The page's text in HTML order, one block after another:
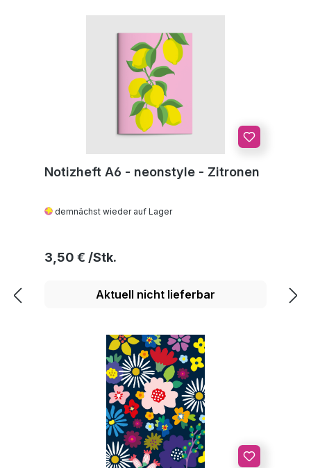
Notizheft A6 - neonstyle - Zitronen
demnächst wieder auf Lager
Regulärer Preis:
3,50 €
Aktuell nicht lieferbar